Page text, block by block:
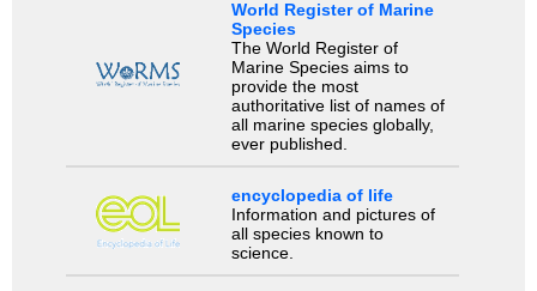
World Register of Marine
Species
The World Register of
Marine Species aims to
provide the most
authoritative list of names of
all marine species globally,
ever published.
encyclopedia of life
Information and pictures of
all species known to
science.